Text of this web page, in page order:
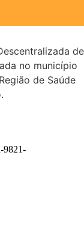
de
no município
de Saúde